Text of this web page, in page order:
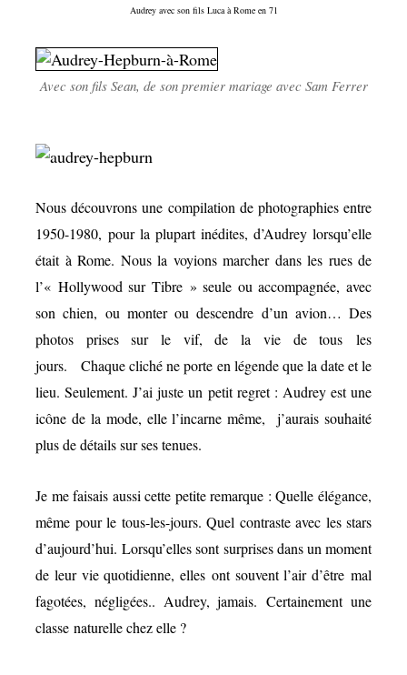
Audrey avec son fils Luca à Rome en 71
Avec son fils Sean, de son premier mariage avec Sam Ferrer
Nous découvrons une compilation de photographies entre
1950-1980, pour la plupart inédites, d’Audrey lorsqu’elle
était à Rome. Nous la voyions marcher dans les rues de
l’« Hollywood sur Tibre » seule ou accompagnée, avec
son chien, ou monter ou descendre d’un avion… Des
photos prises sur le vif, de la vie de tous les
jours. Chaque cliché ne porte en légende que la date et le
lieu. Seulement. J’ai juste un petit regret : Audrey est une
icône de la mode, elle l’incarne même, j’aurais souhaité
plus de détails sur ses tenues.
Je me faisais aussi cette petite remarque : Quelle élégance,
même pour le tous-les-jours. Quel contraste avec les stars
d’aujourd’hui. Lorsqu’elles sont surprises dans un moment
de leur vie quotidienne, elles ont souvent l’air d’être mal
fagotées, négligées.. Audrey, jamais. Certainement une
classe naturelle chez elle ?